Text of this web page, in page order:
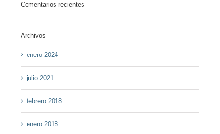
Comentarios recientes
Archivos
enero 2024
julio 2021
febrero 2018
enero 2018